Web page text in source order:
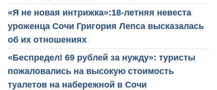
«Я не новая интрижка»:18-летняя невеста
уроженца Сочи Григория Лепса высказалась
об их отношениях
«Беспредел! 69 рублей за нужду»: туристы
пожаловались на высокую стоимость
туалетов на набережной в Сочи